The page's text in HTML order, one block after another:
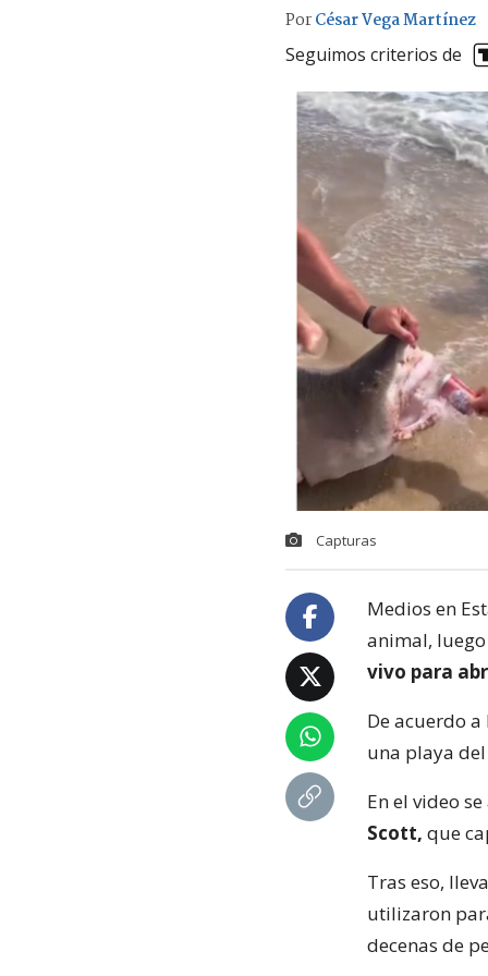
PorCésar Vega Martínez
Seguimos criterios de
Capturas
Medios en
animal,
vivo para
De acuerdo
una playa
En el video
Scott, que
Tras eso,
utilizaron
decenas de